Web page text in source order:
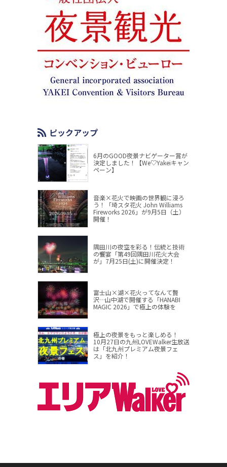
ピックアップ
6月のGOOD夜景ナビゲーター賞が
決定しました！【We♡Yakeiキャン
ペーン】
音楽×花火で映画の世界観に浸ろ
う！「埼スタ花火 John Williams
Fireworks 2026」が9月5日（土）
開催！
隅田川の夜空を彩る！伝統と技術
の饗宴「第49回隅田川花火大会
が」7月25日(土)に開催決定！
富士山×湖×花火ってなんて贅
沢…山中湖で開催する「HANABI
MAGIC 2026」で極上の体験を
極上の夜景をもっと楽しめる！
10月27日の九州LOVEWalker生放送
は「北九州プレミアム夜景フェ
ス」を紹介！